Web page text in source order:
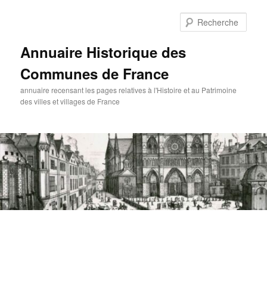
Annuaire Historique des
Communes de France
annuaire recensant les pages relatives à l'Histoire et au Patrimoine
des villes et villages de France